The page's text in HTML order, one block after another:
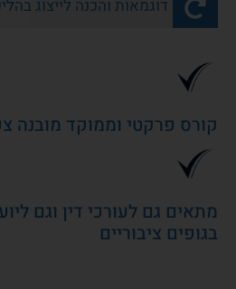
דוגמאות והכנה לייצוג
קורס פרקטי וממוקד מובנה
מתאים גם לעורכי דין וגם
בגופים ציבוריים